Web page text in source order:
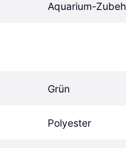
Aquarium-
Grün
Polyester